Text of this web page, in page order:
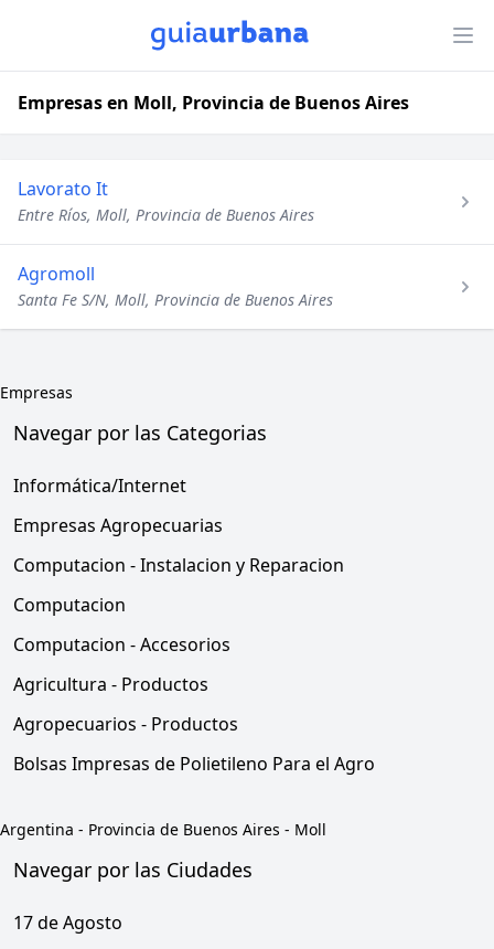
Empresas en Moll, Provincia de Buenos Aires
Lavorato It
Entre Ríos, Moll, Provincia de Buenos Aires
Agromoll
Santa Fe S/N, Moll, Provincia de Buenos Aires
Empresas
Navegar por las Categorias
Informática/Internet
Empresas Agropecuarias
Computacion - Instalacion y Reparacion
Computacion
Computacion - Accesorios
Agricultura - Productos
Agropecuarios - Productos
Bolsas Impresas de Polietileno Para el Agro
Argentina - Provincia de Buenos Aires - Moll
Navegar por las Ciudades
17 de Agosto